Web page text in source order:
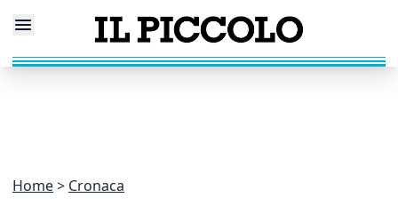
Home Cronaca